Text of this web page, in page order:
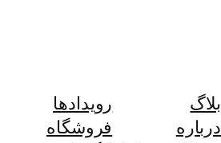
بلاگ
درباره
رویدادها
فروشگاه